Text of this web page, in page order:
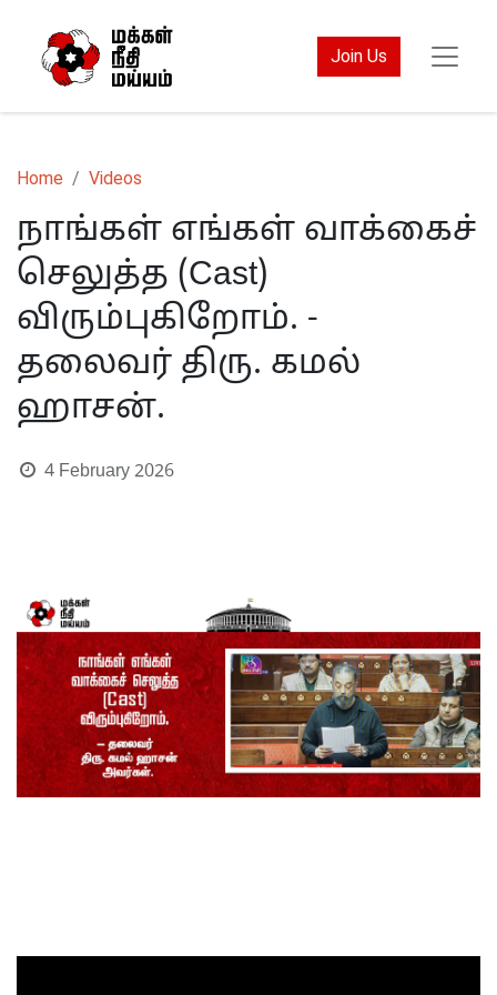
Join Us
Home Videos
நாங்கள் எங்கள் வாக்கைச்
செலுத்த (Cast)
விரும்புகிறோம். -
தலைவர் திரு. கமல்
ஹாசன்.
4 February 2026